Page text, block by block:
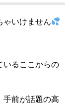
ゃいけません
いるここからの
手前が話題の高